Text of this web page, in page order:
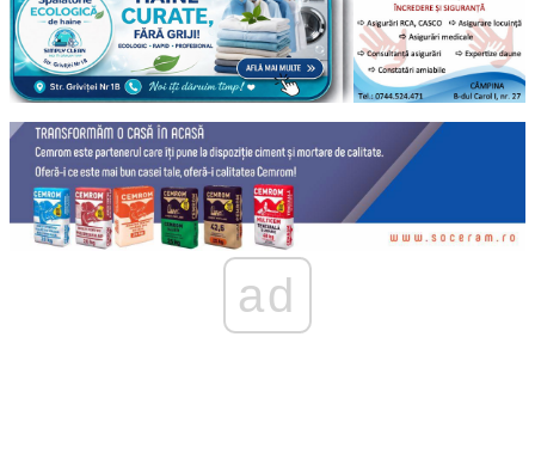
ad